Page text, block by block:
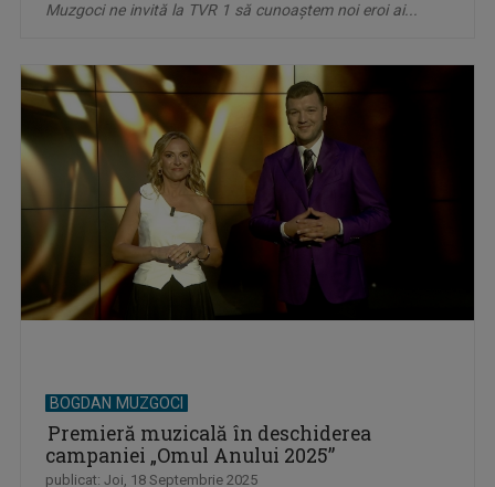
Muzgoci ne invită la TVR 1 să cunoaștem noi eroi ai...
BOGDAN MUZGOCI
Premieră muzicală în deschiderea
campaniei „Omul Anului 2025”
publicat: Joi, 18 Septembrie 2025